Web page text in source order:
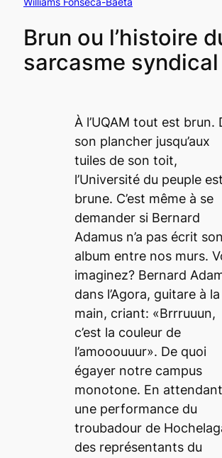
Brun ou l’histoire
sarcasme syndical
À l’UQAM tout est brun.
son plancher jusqu’aux
tuiles de son toit,
l’Université du peuple est
brune. C’est même à se
demander si Bernard
Adamus n’a pas écrit son
album entre nos murs.
imaginez? Bernard
dans l’Agora, guitare à la
main, criant: «Brrruuun,
c’est la couleur de
l’amooouuur». De quoi
égayer notre campus
monotone. En attendant
une performance du
troubadour de
des représentants du